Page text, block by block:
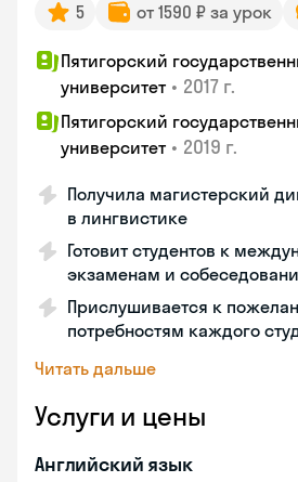
5 от 1590 ₽ за урок
Пятигорский
университет • 2017 г.
Пятигорский
университет • 2019 г.
Получила магистерский
в лингвистике
Готовит студентов к
экзаменам и
Прислушивается к
потребностям каждого
Читать дальше
Услуги и цены
Английский язык